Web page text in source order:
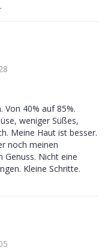
Von 40% auf 85%.
weniger Süßes,
Meine Haut ist besser.
noch meinen
Genuss. Nicht eine
Kleine Schritte.